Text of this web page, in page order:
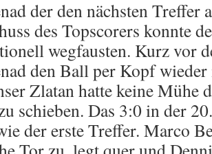
der den nächsten Treffer
des Topscorers konnte
wegfausten. Kurz vor
den Ball per Kopf
Zlatan hatte keine Mühe
schieben. Das 3:0 in der
der erste Treffer. Marco